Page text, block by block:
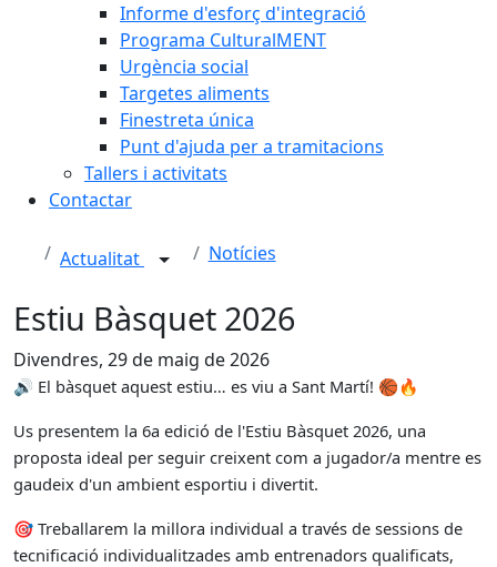
Informe d'esforç d'integració
Programa CulturalMENT
Urgència social
Targetes aliments
Finestreta única
Punt d'ajuda per a tramitacions
Tallers i activitats
Contactar
Actualitat Notícies
Estiu Bàsquet 2026
Divendres, 29 de maig de 2026
🔊 El bàsquet aquest estiu… es viu a Sant Martí! 🏀🔥
Us presentem la 6a edició de l'Estiu Bàsquet 2026, una
proposta ideal per seguir creixent com a jugador/a mentre es
gaudeix d'un ambient esportiu i divertit.
🎯 Treballarem la millora individual a través de sessions de
tecnificació individualitzades amb entrenadors qualificats,